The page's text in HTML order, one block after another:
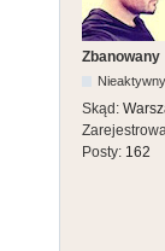
Zbanowany
Nieaktywny
Skąd:
Posty: 162